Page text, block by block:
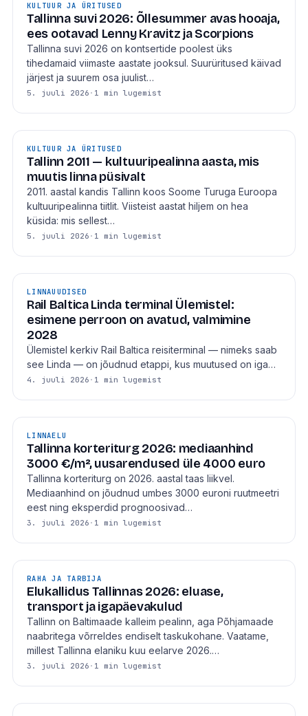
KULTUUR JA ÜRITUSED
Tallinna suvi 2026: Õllesummer avas hooaja,
ees ootavad Lenny Kravitz ja Scorpions
Tallinna suvi 2026 on kontsertide poolest üks
tihedamaid viimaste aastate jooksul. Suurüritused käivad
järjest ja suurem osa juulist…
5. juuli 2026 · 1 min lugemist
KULTUUR JA ÜRITUSED
Tallinn 2011 — kultuuripealinna aasta, mis
muutis linna püsivalt
2011. aastal kandis Tallinn koos Soome Turuga Euroopa
kultuuripealinna tiitlit. Viisteist aastat hiljem on hea
küsida: mis sellest…
5. juuli 2026 · 1 min lugemist
LINNAUUDISED
Rail Baltica Linda terminal Ülemistel:
esimene perroon on avatud, valmimine
2028
Ülemistel kerkiv Rail Baltica reisiterminal — nimeks saab
see Linda — on jõudnud etappi, kus muutused on iga…
4. juuli 2026 · 1 min lugemist
LINNAELU
Tallinna korteriturg 2026: mediaanhind
3000 €/m², uusarendused üle 4000 euro
Tallinna korteriturg on 2026. aastal taas liikvel.
Mediaanhind on jõudnud umbes 3000 euroni ruutmeetri
eest ning eksperdid prognoosivad…
3. juuli 2026 · 1 min lugemist
RAHA JA TARBIJA
Elukallidus Tallinnas 2026: eluase,
transport ja igapäevakulud
Tallinn on Baltimaade kalleim pealinn, aga Põhjamaade
naabritega võrreldes endiselt taskukohane. Vaatame,
millest Tallinna elaniku kuu eelarve 2026.…
3. juuli 2026 · 1 min lugemist